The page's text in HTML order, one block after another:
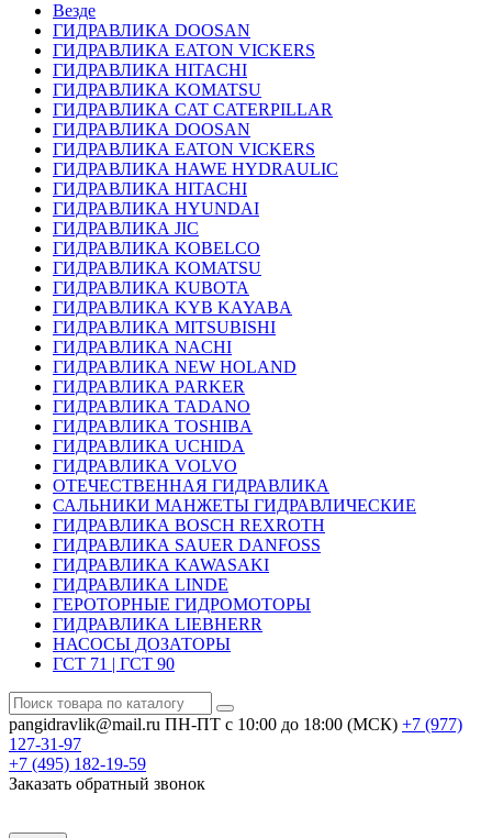
Везде
ГИДРАВЛИКА DOOSAN
ГИДРАВЛИКА EATON VICKERS
ГИДРАВЛИКА HITACHI
ГИДРАВЛИКА KOMATSU
ГИДРАВЛИКА CAT CATERPILLAR
ГИДРАВЛИКА DOOSAN
ГИДРАВЛИКА EATON VICKERS
ГИДРАВЛИКА HAWE HYDRAULIC
ГИДРАВЛИКА HITACHI
ГИДРАВЛИКА HYUNDAI
ГИДРАВЛИКА JIC
ГИДРАВЛИКА KOBELCO
ГИДРАВЛИКА KOMATSU
ГИДРАВЛИКА KUBOTA
ГИДРАВЛИКА KYB KAYABA
ГИДРАВЛИКА MITSUBISHI
ГИДРАВЛИКА NACHI
ГИДРАВЛИКА NEW HOLAND
ГИДРАВЛИКА PARKER
ГИДРАВЛИКА TADANO
ГИДРАВЛИКА TOSHIBA
ГИДРАВЛИКА UCHIDA
ГИДРАВЛИКА VOLVO
ОТЕЧЕСТВЕННАЯ ГИДРАВЛИКА
САЛЬНИКИ МАНЖЕТЫ ГИДРАВЛИЧЕСКИЕ
ГИДРАВЛИКА BOSCH REXROTH
ГИДРАВЛИКА SAUER DANFOSS
ГИДРАВЛИКА KAWASAKI
ГИДРАВЛИКА LINDE
ГЕРОТОРНЫЕ ГИДРОМОТОРЫ
ГИДРАВЛИКА LIEBHERR
НАСОСЫ ДОЗАТОРЫ
ГСТ 71 | ГСТ 90
pangidravlik@mail.ru ПН-ПТ с 10:00 до 18:00 (МСК) +7 (977)
127-31-97
+7 (495) 182-19-59
Заказать обратный звонок